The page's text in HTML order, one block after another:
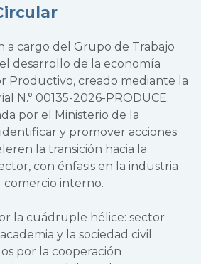
a cargo del Grupo de Trabajo
desarrollo de la economía
Productivo, creado mediante la
N.° 00135-2026-PRODUCE.
por el Ministerio de la
y promover acciones
la transición hacia la
con énfasis en la industria
interno.
la cuádruple hélice: sector
y la sociedad civil
por la cooperación